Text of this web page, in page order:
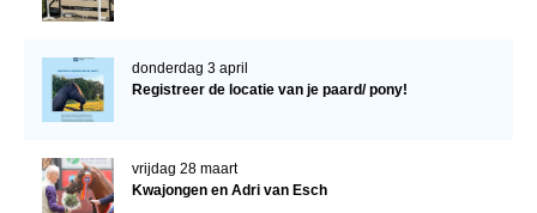
donderdag 3 april
Registreer de locatie van je paard/ pony!
vrijdag 28 maart
Kwajongen en Adri van Esch